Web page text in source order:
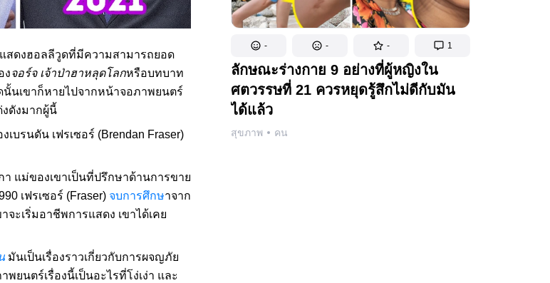
- - - 1
ลักษณะร่างกาย 9 อย่างที่ผู้หญิงใน
ศตวรรษที่ 21 ควรหยุดรู้สึกไม่ดีกับมัน
ได้แล้ว
สุขภาพ คน
แสดงฮอลลีวูดที่มีความสามารถยอด
งจอร์จ เจ้าป่าฮาหลุดโลกหรือบทบาท
นเขาก็หายไปจากหน้าจอภาพยนตร์
งดังมากผู้นี้
บรนดัน เฟรเซอร์ (Brendan Fraser)
า แม่ของเขาเป็นที่ปรึกษาด้านการขาย
เฟรเซอร์ (Fraser) จบการศึกษาจาก
ะเริ่มอาชีพการแสดง เขาได้เคย
มันเป็นเรื่องราวเกี่ยวกับการผจญภัย
ยนตร์เรื่องนี้เป็นอะไรที่โง่เง่า และ